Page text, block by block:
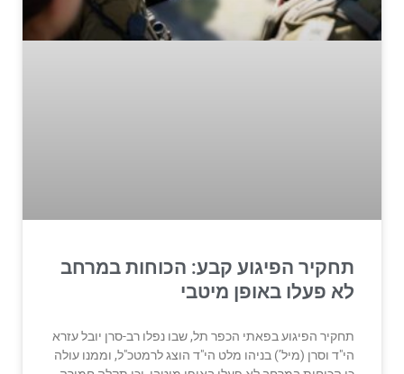
תחקיר הפיגוע קבע: הכוחות במרחב
לא פעלו באופן מיטבי
תחקיר הפיגוע בפאתי הכפר תל, שבו נפלו רב-סרן יובל עזרא
הי"ד וסרן (מיל’) בניהו מלט הי"ד הוצג לרמטכ"ל, וממנו עולה